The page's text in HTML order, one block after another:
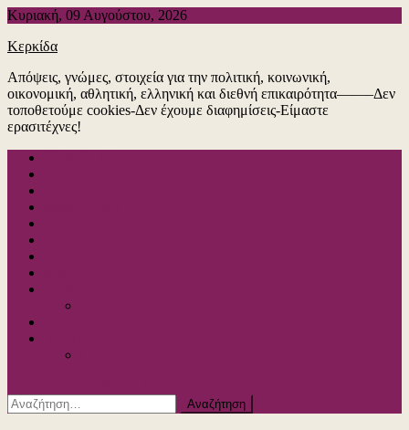
Μεταπηδήστε
περιεχόμενο
Κυριακή, 09 Αυγούστου, 2026
Κερκίδα
Απόψεις, γνώμες, στοιχεία για την πολιτική, κοινωνική,
οικονομική, αθλητική, ελληνική και διεθνή επικαιρότητα——–Δεν
τοποθετούμε cookies-Δεν έχουμε διαφημίσεις-Είμαστε
ερασιτέχνες!
Αναζήτηση
για: